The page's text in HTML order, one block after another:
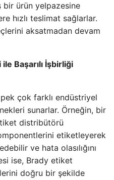
ürün yelpazesine
hızlı teslimat sağlarlar.
aksatmadan devam
Başarılı İşbirliği
çok farklı endüstriyel
sunarlar. Örneğin, bir
distribütörü
etiketleyerek
ve hata olasılığını
ise, Brady etiket
doğru bir şekilde